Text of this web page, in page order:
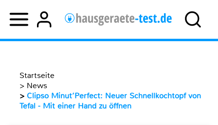
Startseite
> News
> Clipso Minut‘Perfect: Neuer Schnellkochtopf von
Tefal - Mit einer Hand zu öffnen